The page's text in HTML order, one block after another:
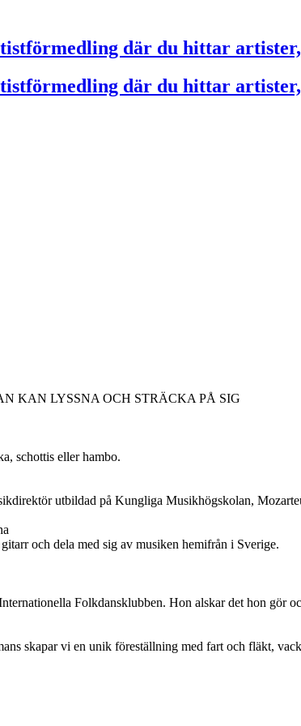
där du hittar
där du hittar
KAN LYSSNA OCH STRÄCKA PÅ SIG
schottis eller hambo.
utbildad på Kungliga Musikhögskolan,
och dela med sig av musiken hemifrån i Sverige.
Folkdansklubben. Hon alskar det hon
skapar vi en unik föreställning med fart och fläkt,